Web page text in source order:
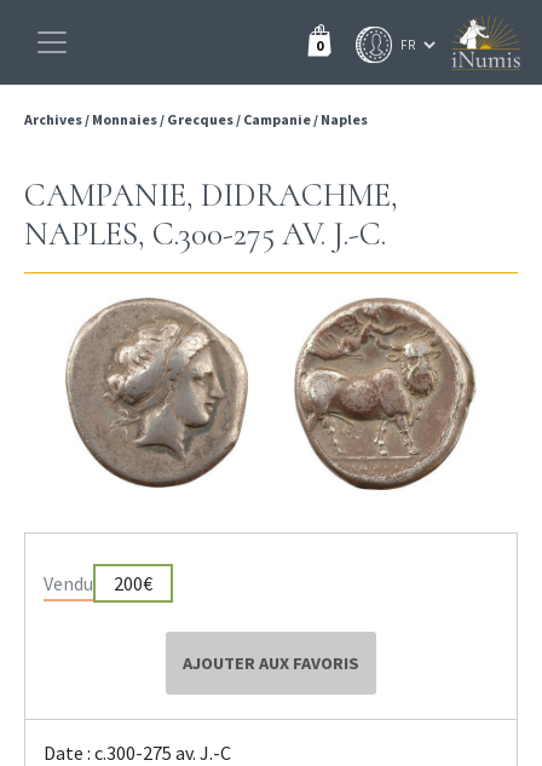
0
Archives/ Monnaies/ Grecques/ Campanie/ Naples
CAMPANIE, DIDRACHME,
NAPLES, C.300-275 AV. J.-C.
Vendu 200€
AJOUTER AUX FAVORIS
Date : c.300-275 av. J.-C